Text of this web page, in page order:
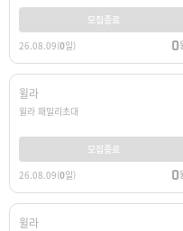
모집종료
26.08.09(0일) 0
윌라
윌라 패밀리초대
모집종료
26.08.09(0일) 0
윌라